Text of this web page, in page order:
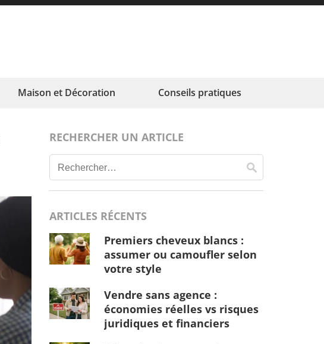
Maison et Décoration Conseils pratiques
RECHERCHER UN ARTICLE
Rechercher :
ARTICLES RÉCENTS
Premiers cheveux blancs :
assumer ou camoufler selon
votre style
Vendre sans agence :
économies réelles vs risques
juridiques et financiers